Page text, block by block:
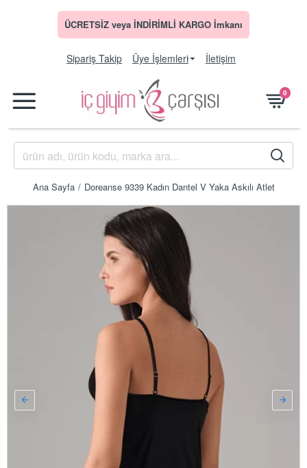
ÜCRETSİZ veya İNDİRİMLİ KARGO İmkanı
Sipariş Takip Üye İşlemleri İletişim
0
Ana Sayfa Doreanse 9339 Kadın Dantel V Yaka Askılı Atlet